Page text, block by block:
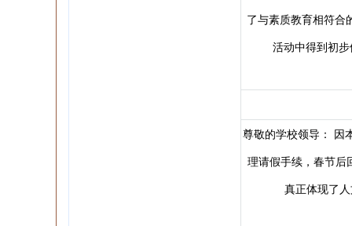
了与素质教育相符合
活动中得到初
尊敬的学校领导： 因
理请假手续，春节后
真正体现了